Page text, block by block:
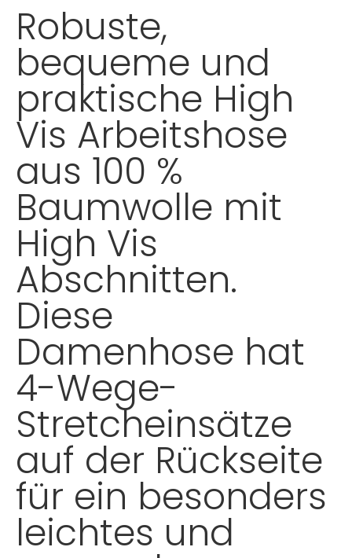
Robuste,
bequeme und
praktische High
Vis Arbeitshose
aus 100 %
Baumwolle mit
High Vis
Abschnitten.
Diese
Damenhose hat
4-Wege-
Stretcheinsätze
auf der Rückseite
für ein besonders
leichtes und